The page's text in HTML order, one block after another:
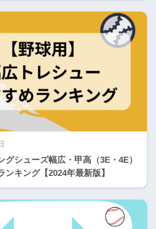
グシューズ幅広・甲高（3E・4E）
ンキング【2024年最新版】